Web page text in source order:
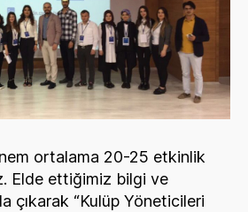
ortalama 20-25 etkinlik
Elde ettiğimiz bilgi ve
çıkarak “Kulüp Yöneticileri